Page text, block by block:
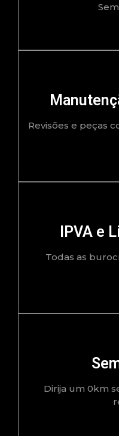
Revisões e peças
IPVA e
Todas as
Dirija um 0km